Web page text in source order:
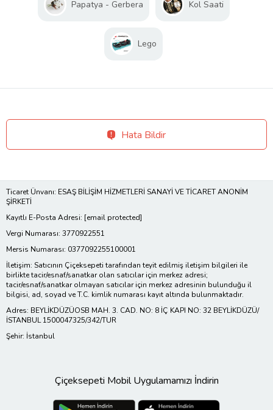
Papatya - Gerbera Kol Saati
Lego
Hata Bildir
Ticaret Ünvanı: ESAŞ BİLİŞİM HİZMETLERİ SANAYİ VE TİCARET ANONİM
ŞİRKETİ
Kayıtlı E-Posta Adresi: [email protected]
Vergi Numarası: 3770922551
Mersis Numarası: 0377092255100001
İletişim: Satıcının Çiçeksepeti tarafından teyit edilmiş iletişim bilgileri ile
birlikte tacir/esnaf/sanatkar olan satıcılar için merkez adresi;
tacir/esnaf/sanatkar olmayan satıcılar için merkez adresinin bulunduğu il
bilgisi, ad, soyad ve T.C. kimlik numarası kayıt altında bulunmaktadır.
Adres: BEYLİKDÜZÜOSB MAH. 3. CAD. NO: 8 İÇ KAPI NO: 32 BEYLİKDÜZÜ/
İSTANBUL 1500047325/342/TUR
Şehir: İstanbul
Çiçeksepeti Mobil Uygulamamızı İndirin